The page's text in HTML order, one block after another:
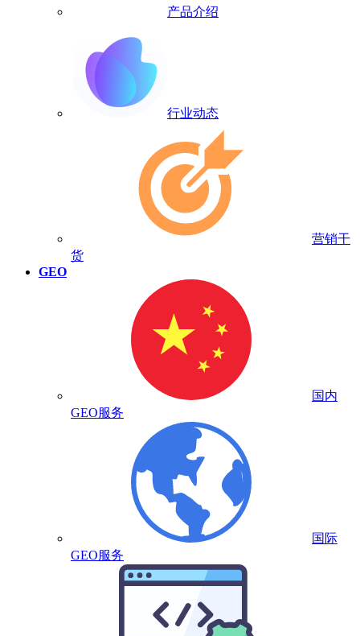
产品介绍
行业动态
营销干
货
GEO
国内
GEO服务
国际
GEO服务